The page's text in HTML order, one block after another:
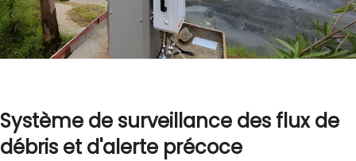
Système de surveillance des flux de
débris et d'alerte précoce​